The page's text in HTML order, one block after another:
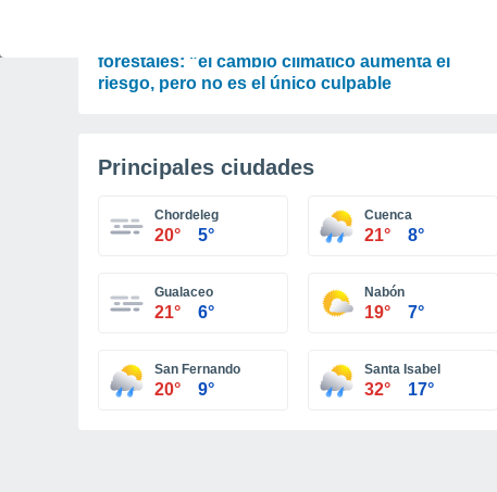
forestales: "el cambio climático aumenta el
riesgo, pero no es el único culpable
Principales ciudades
Chordeleg
20° 5°
Cuenca
21° 8°
Gualaceo
21° 6°
Nabón
19° 7°
San Fernando
20° 9°
Santa Isabel
32° 17°